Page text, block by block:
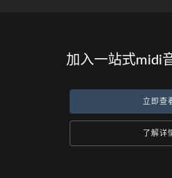
加入一站式midi
立即查
了解详